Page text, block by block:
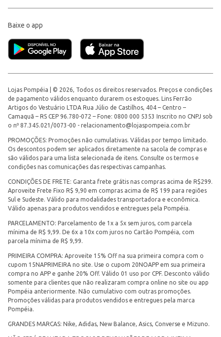
Baixe o app
Lojas Pompéia | © 2026, Todos os direitos reservados. Preços e condições
de pagamento válidos enquanto durarem os estoques. Lins Ferrão
Artigos do Vestuário LTDA Rua Júlio de Castilhos, 404 – Centro –
Camaquã – RS CEP 96.780-072 – Fone: 0800 000 5353 Inscrito no CNPJ sob
o nº 87.345.021/0073-00 - relacionamento@lojaspompeia.com.br
PROMOÇÕES: Promoções não cumulativas. Válidas por tempo limitado.
Os descontos podem ser aplicados diretamente na sacola de compras e
são válidos para uma lista selecionada de itens. Consulte os termos e
condições nas comunicações das respectivas campanhas.
CONDIÇÕES DE FRETE: Garanta frete grátis nas compras acima de R$299.
Aproveite Frete Fixo R$ 9,90 em compras acima de R$ 199 para regiões
Sul e Sudeste. Válido para modalidades transportadora e econômica.
Válido apenas para produtos vendidos e entregues pela Pompéia.
PARCELAMENTO: Parcelamento de 1x a 5x sem juros, com parcela
mínima de R$ 9,99. De 6x a 10x com juros no Cartão Pompéia, com
parcela mínima de R$ 9,99.
PRIMEIRA COMPRA: Aproveite 15% Off na sua primeira compra com o
cupom 15NAPRIMEIRA no site. Use o cupom 20NOAPP em sua primeira
compra no APP e ganhe 20% Off. Válido 01 uso por CPF. Desconto válido
somente para clientes que não realizaram compra online no site ou app
Pompéia anteriormente. Não cumulativo com outras promoções.
Promoções válidas para produtos vendidos e entregues pela marca
Pompéia.
GRANDES MARCAS: Nike, Adidas, New Balance, Asics, Converse e Mizuno.